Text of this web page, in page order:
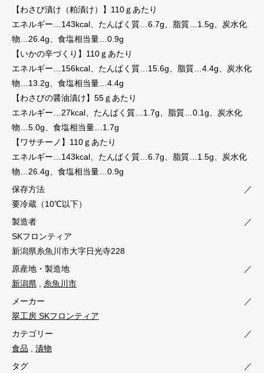
【わさび漬け（粕漬け）】110ｇあたり
エネルギー…143kcal、たんぱく質…6.7g、脂質…1.5g、炭水化
物…26.4g、食塩相当量…0.9g
【いかの辛づくり】110ｇあたり
エネルギー…156kcal、たんぱく質…15.6g、脂質…4.4g、炭水化
物…13.2g、食塩相当量…4.4g
【わさびの醤油漬け】55ｇあたり
エネルギー…27kcal、たんぱく質…1.7g、脂質…0.1g、炭水化
物…5.0g、食塩相当量…1.7g
【ワサチーノ】110ｇあたり
エネルギー…143kcal、たんぱく質…6.7g、脂質…1.5g、炭水化
物…26.4g、食塩相当量…0.9g
保存方法
／
要冷蔵（10℃以下）
製造者
／
SKフロンティア
新潟県糸魚川市大字日光寺228
原産地・製造地
／
新潟県
糸魚川市
メーカー
／
翠工房 SKフロンティア
カテゴリー
／
食品
漬物
タグ
／